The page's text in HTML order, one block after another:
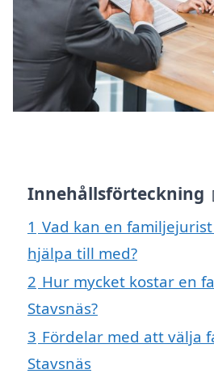
Innehållsförteckning
1 Vad kan en familjejurist
hjälpa till med?
2 Hur mycket kostar en
Stavsnäs?
3 Fördelar med att välja
Stavsnäs